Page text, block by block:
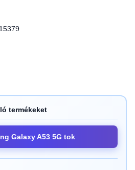
termékeket
Galaxy A53 5G tok